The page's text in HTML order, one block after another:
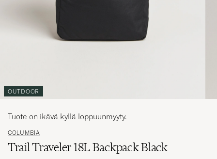
OUTDOOR
COLUMBIA
Trail Traveler 18L Backpack Black
Tuote on ikävä kyllä loppuunmyyty.